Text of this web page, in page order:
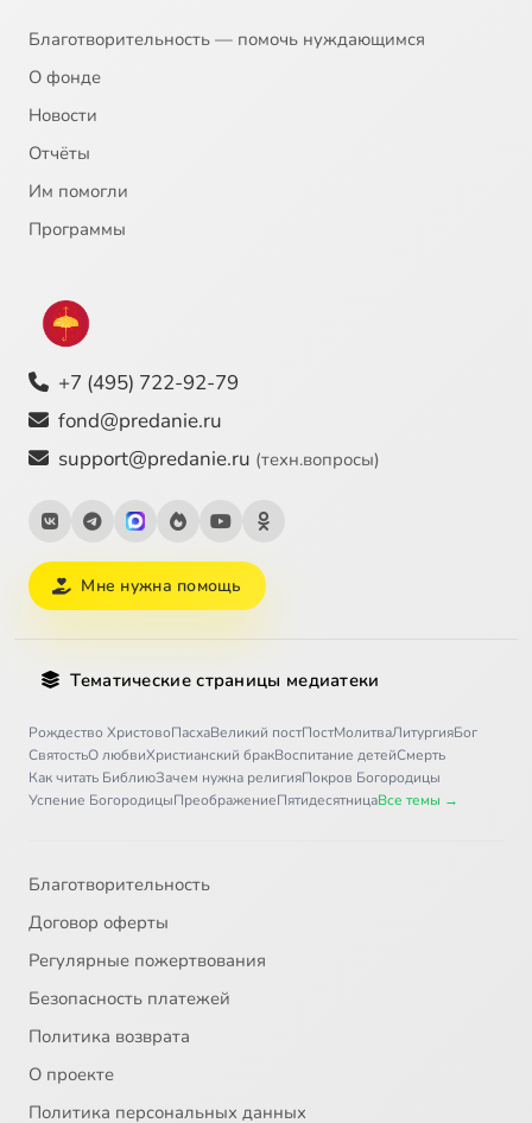
Благотворительность — помочь нуждающимся
О фонде
Новости
Отчёты
Им помогли
Программы
+7 (495) 722-92-79
fond@predanie.ru
support@predanie.ru (техн.вопросы)
Мне нужна помощь
Тематические страницы медиатеки
Рождество ХристовоПасхаВеликий постПостМолитваЛитургияБог
СвятостьО любвиХристианский бракВоспитание детейСмерть
Как читать БиблиюЗачем нужна религияПокров Богородицы
Успение БогородицыПреображениеПятидесятницаВсе темы →
Благотворительность
Договор оферты
Регулярные пожертвования
Безопасность платежей
Политика возврата
О проекте
Политика персональных данных